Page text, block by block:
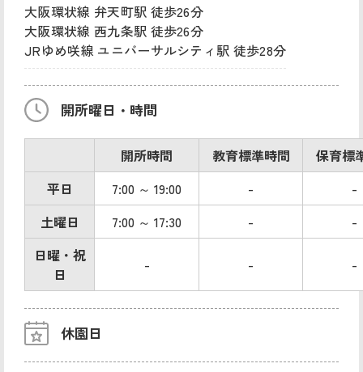
大阪環状線 弁天町駅 徒歩26分
大阪環状線 西九条駅 徒歩26分
JRゆめ咲線 ユニバーサルシティ駅 徒歩28分
開所曜日・時間
開所時間 教育標準時間
保育標
平日
7:00 ～ 19:00 -
-
土曜日
7:00 ～ 17:30 -
-
日曜・祝
日
- - -
休園日